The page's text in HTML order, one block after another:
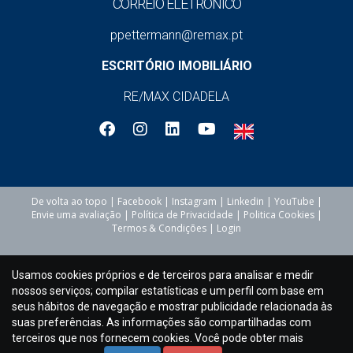
otimizar o uso do espaço e aumentar o conforto.
é funcional e se os tamanhos das divisões são
adequados às suas necessidades.
Layout pouco funcional
8. As portas estão seguras e funcionais?
Verifique o estado das portas, incluindo fechaduras,
dobradiças e vedantes. Portas em bom estado
garantem segurança e eficiência energética. Teste
todas as portas para garantir que abrem e fecham
CORREIO ELETRÓNICO
ppettermann@remax.pt
ESCRITÓRIO IMOBILIÁRIO
RE/MAX CIDADELA
De volta ao topo | Facebook| Instagram | Linkedin | YouTube |
Envie uma avaliação | Política de Privacidade | Politica Cookies|
Termos & Condições | Login
Usamos cookies próprios e de terceiros para analisar e medir
nossos serviços; compilar estatísticas e um perfil com base em
seus hábitos de navegação e mostrar publicidade relacionada às
suas preferências. As informações são compartilhadas com
terceiros que nos fornecem cookies. Você pode obter mais